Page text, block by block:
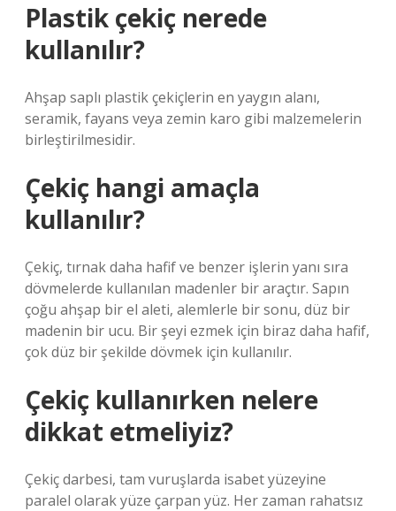
Plastik çekiç nerede
kullanılır?
Ahşap saplı plastik çekiçlerin en yaygın alanı,
seramik, fayans veya zemin karo gibi malzemelerin
birleştirilmesidir.
Çekiç hangi amaçla
kullanılır?
Çekiç, tırnak daha hafif ve benzer işlerin yanı sıra
dövmelerde kullanılan madenler bir araçtır. Sapın
çoğu ahşap bir el aleti, alemlerle bir sonu, düz bir
madenin bir ucu. Bir şeyi ezmek için biraz daha hafif,
çok düz bir şekilde dövmek için kullanılır.
Çekiç kullanırken nelere
dikkat etmeliyiz?
Çekiç darbesi, tam vuruşlarda isabet yüzeyine
paralel olarak yüze çarpan yüz. Her zaman rahatsız